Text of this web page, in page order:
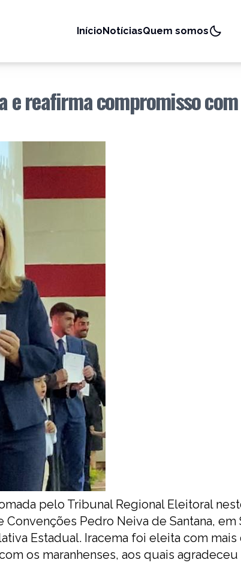
InícioNotíciasQuem somos
e reafirma compromisso
pelo Tribunal Regional Eleitoral
Pedro Neiva de Santana, em
Estadual. Iracema foi eleita com mais
os maranhenses, aos quais